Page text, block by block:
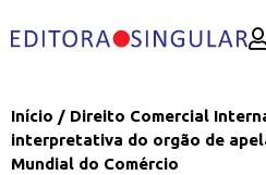
Início / Direito Comercial
interpretativa do orgão de
Mundial do Comércio